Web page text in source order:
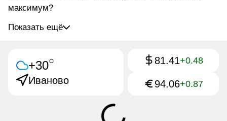
максимум?
Показать ещё
+30○
Иваново
81.41+0.48
94.06+0.87